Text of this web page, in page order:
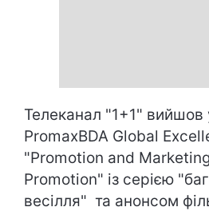
Телеканал "1+1" вийшов
PromaxBDA Global
"Promotion and
Promotion" із серією
весілля" та анонсом